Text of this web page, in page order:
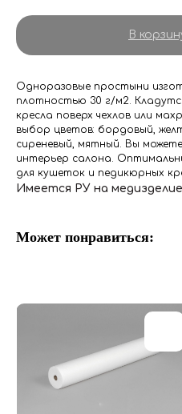
В
Одноразовые простыни
плотностью 30 г/м2.
кресла поверх чехлов или
выбор цветов: бордовый,
сиреневый, мятный. Вы
интерьер салона.
для кушеток и педикюрных
Имеется РУ на медизделие
Может понравиться: